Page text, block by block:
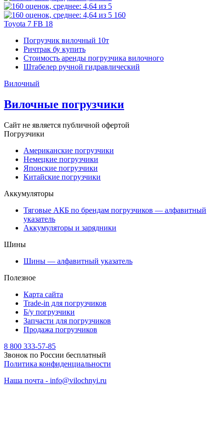
160
Toyota 7 FB 18
Погрузчик вилочный 10т
Ричтрак бу купить
Стоимость аренды погрузчика вилочного
Штабелер ручной гидравлический
Вилочный
Вилочные погрузчики
Сайт не является публичной офертой
Погрузчики
Американские погрузчики
Немецкие погрузчики
Японские погрузчики
Китайские погрузчики
Аккумуляторы
Тяговые АКБ по брендам погрузчиков — алфавитный
указатель
Аккумуляторы и зарядники
Шины
Шины — алфавитный указатель
Полезное
Карта сайта
Trade-in для погрузчиков
Б/у погрузчики
Запчасти для погрузчиков
Продажа погрузчиков
8 800 333-57-85
Звонок по России бесплатный
Политика конфиденциальности
Наша почта - info@vilochnyi.ru